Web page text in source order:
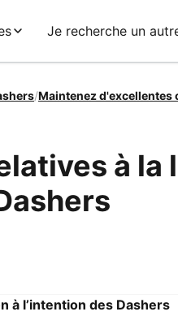
Je recherche un
/Maintenez d'excellentes
à la
à l’intention des Dashers